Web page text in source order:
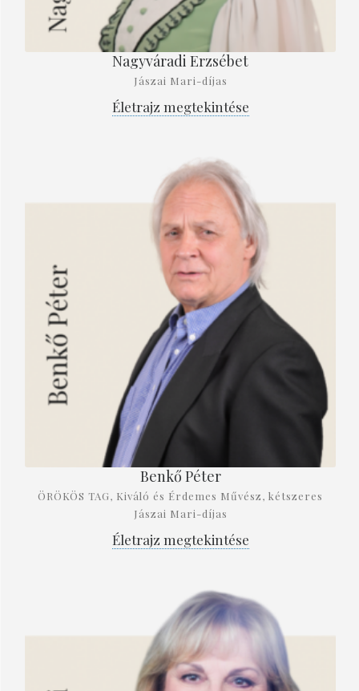
Nagyváradi Erzsébet
Jászai Mari-díjas
Életrajz megtekintése
Benkő Péter
ÖRÖKÖS TAG, Kiváló és Érdemes Művész, kétszeres
Jászai Mari-díjas
Életrajz megtekintése